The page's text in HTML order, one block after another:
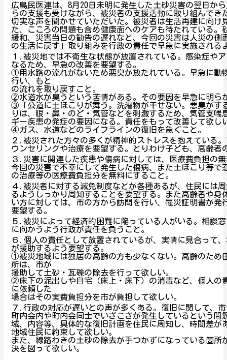
広島民医連は、8月20日未明に発生した土砂災害の翌日か
らの支援も受けながら、被災者の支援活動に取り組んでき
切実な声を聞かせていただいた。被災者は生活再建に向け
た、こころの問題も含め健康面へのケアも待たれている。
緩和、災害当日の勧告の遅れなど、今回の災害は人災の側
の生活に戻す」取り組みを行政の責任で早急に実施される
１.被災地では不衛生な状態が放置されている。感染症や
なるため、早急の改善を要望する。
①用水路の流れがないため悪臭が放たれている。早急に動
行い、もと
の流れを取り戻すこと。
②水道水が臭うという苦情がある。その要因を早急に明ら
③「公道に土ほこりが舞う。洗濯物が干せない。悪臭がす
りは、眼・鼻・のど・気管などを刺激するため、気管支喘
ギー疾患の発症の要因になる。責任をもって改善して欲し
④ガス、水道などのライフラインの復旧を急ぐこと。
２.被災された方々の多くが精神的ストレスを抱えている
ウンセリングや治療を要望する。とりわけ子ども、高齢者
３.災害に関連した疾患や傷病に対しては、医療費負担の
今回の災害で不幸にして発生した傷病、また土ほこり等で
の治療等の医療費負担分を無料にすること。
４.被災者に対する減免制度などが各種あるが、住民には
るようしっかり周知することを要望する。また高齢者や身
い方に対しては、市の方から訪問を行い、罹災証明書が発
要望する。
５.被災によって経済的困難に陥っている人がいる。相談
に向かうよう行政が責任を負うこと。
６.個人の責任として放置されているが、実情に見合って
が援助するよう要望する。
①被災地域には独居の高齢の方も少なくない。高齢のため
所は、市が
援助して土砂・瓦礫の除去を行って欲しい。
②床下の泥出しや自宅（床上・床下）の消毒など、個人の
に依頼した
場合はその実費負担分を市が負担して欲しい。
７.行政の対応が遅いとの声が多くある。復旧に関して、
町内会内や町内会同士でいざこざが発生しているという問
域、内容等、具体的な復旧計画を住民に周知し、時間差が
地域住民に約束して欲しい。
また、線路わきの土砂の除去が手つかずになっている箇所
決を図って欲しい。